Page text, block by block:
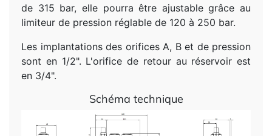
de 315 bar, elle pourra être ajustable grâce au
limiteur de pression réglable de 120 à 250 bar.
Les implantations des orifices A, B et de pression
sont en 1/2". L'orifice de retour au réservoir est
en 3/4".
Schéma technique